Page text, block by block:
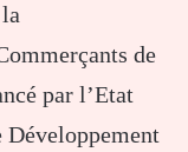
de
par l’Etat